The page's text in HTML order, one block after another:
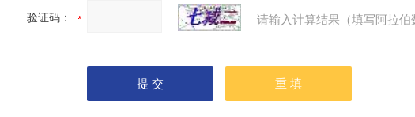
验证码： 请输入计算结果（填写阿拉